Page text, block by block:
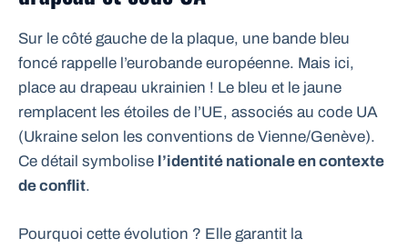
Sur le côté gauche de la plaque, une bande bleu
foncé rappelle l’eurobande européenne. Mais ici,
place au drapeau ukrainien ! Le bleu et le jaune
remplacent les étoiles de l’UE, associés au code UA
(Ukraine selon les conventions de Vienne/Genève).
Ce détail symbolise l’identité nationale en contexte
de conflit.
Pourquoi cette évolution ? Elle garantit la